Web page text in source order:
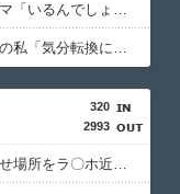
私「お願いだから帰って…」セコママ「いるんでしょ？」→玄関をガチャガチャされ、警察を呼ぶ事態になって…
友達「少しだけお茶しようよ」妊婦の私「気分転換になるなら…」→帰宅してから思わぬ異変が起きて…
320
2993
同僚が紹介された女性との待ち合わせ場所をラ〇ホ近くのファミレスにした。それで女性が帰ると同僚は「中身を見てくれるか試すための行為」と正当化して…